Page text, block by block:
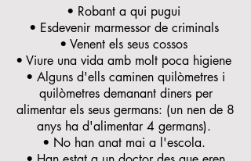
• Robant a qui pugui
• Esdevenir marmessor de criminals
• Venent els seus cossos
• Viure una vida amb molt poca higiene
• Alguns d'ells caminen quilòmetres i
quilòmetres demanant diners per
alimentar els seus germans: (un nen de 8
anys ha d'alimentar 4 germans).
• No han anat mai a l'escola.